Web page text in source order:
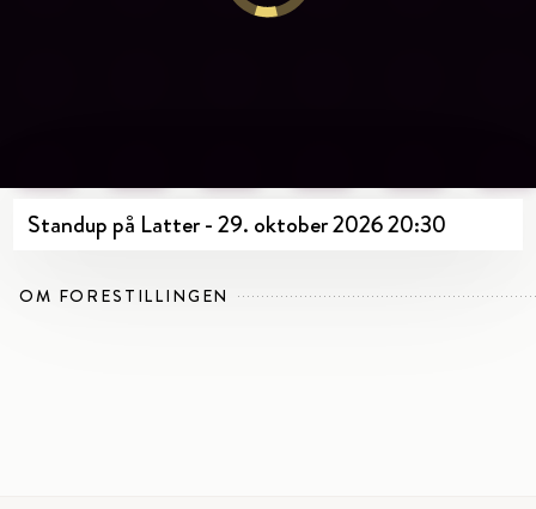
Standup på Latter - 29. oktober 2026 20:30
OM FORESTILLINGEN